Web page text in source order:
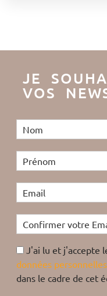
JE
VOS
J'ai lu et j'accepte
données personnelles
dans le cadre de cet